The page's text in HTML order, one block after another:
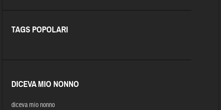
TAGS POPOLARI
DICEVA MIO NONNO
diceva mio nonno